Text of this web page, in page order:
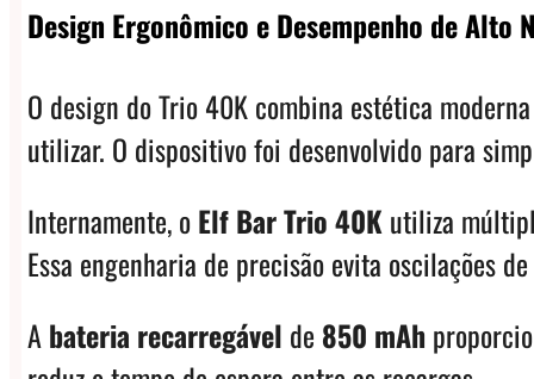
Design Ergonômico e Desempenho de Alto
O design do Trio 40K combina estética
utilizar. O dispositivo foi desenvolvido para
Internamente, oElf Bar Trio 40K utiliza
Essa engenharia de precisão evita oscilações
A bateria recarregável de 850 mAh